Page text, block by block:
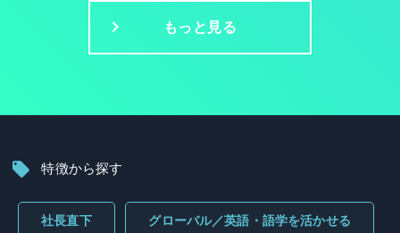
もっと見る
特徴から探す
社長直下 グローバル／英語・語学を活かせる